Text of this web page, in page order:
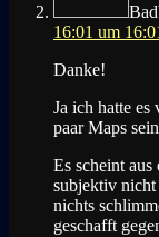
16:01 um
Danke!
Ja ich hatte es
paar Maps
Es scheint
subjektiv nicht
nichts
geschafft